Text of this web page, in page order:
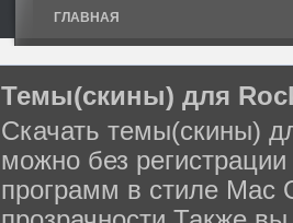
ГЛАВНАЯ
Темы(скины) для
Скачать темы(скины)
можно без
программ в стиле